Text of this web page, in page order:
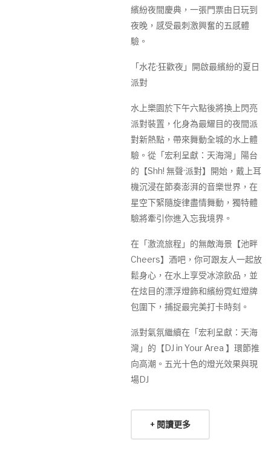
繽紛夜間慶典，一張門票由日玩到
夜晚，感受最刺激興奮的五感體
驗。
「水花·狂歡夜」開啟最繽紛的夏日
派對
水上樂園於下午六點後將換上閃亮
派對裝置，化身為最耀目的夜間派
對新熱點，帶來舞動全城的水上體
驗。從「宏利呈獻：天海灣」陽台
的【Shh! 無聲·派對】開始，戴上耳
機沉浸在節奏澎湃的音樂世界，在
星空下緊隨旋律盡情舞動，獨特體
驗將牽引你進入忘我境界。
在「激流旅程」的無敵海景【池畔
Cheers】酒吧，你可跟友人一起放
鬆身心，在水上享受冰涼飲品，並
在炫目的漂浮燈飾和繽紛霓虹燈牌
包圍下，捕捉最完美打卡時刻。
派對氣氛繼續在「宏利呈獻：天海
灣」的【DJ in Your Area 】環節推
向高潮。五光十色的燈光效果與現
場DJ
+ 閱讀更多